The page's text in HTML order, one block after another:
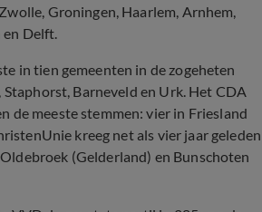
Groningen, Haarlem, Arnhem,
en Delft.
in tien gemeenten in de zogeheten
Barneveld en Urk. Het CDA
de meeste stemmen: vier in Friesland
kreeg net als vier jaar geleden
(Gelderland) en Bunschoten